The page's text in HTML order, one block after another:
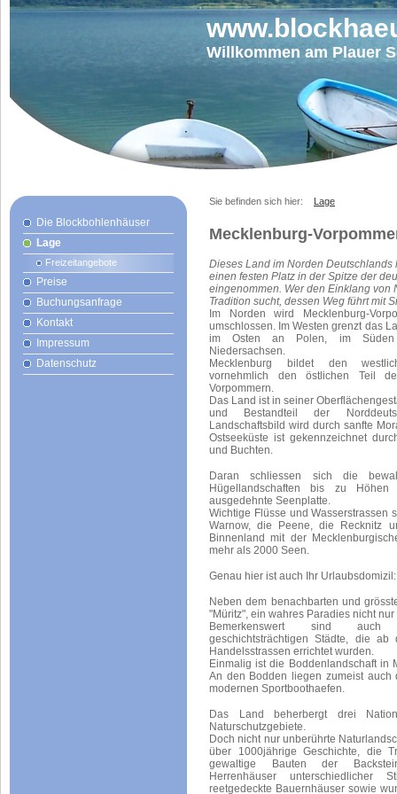
Willkommen am Plauer
Die Blockbohlenhäuser
Lage
Freizeitangebote
Preise
Buchungsanfrage
Kontakt
Impressum
Datenschutz
Sie befinden sich hier: Lage
Mecklenburg-
Dieses Land im Norden Deutschlands
einen festen Platz in der Spitze der
eingenommen. Wer den Einklang von
Tradition sucht, dessen Weg führt mit
Im Norden wird Mecklenburg-
umschlossen. Im Westen grenzt das
im Osten an Polen, im Süden
Niedersachsen.
Mecklenburg bildet den
vornehmlich den östlichen Teil
Vorpommern.
Das Land ist in seiner
und Bestandteil der
Landschaftsbild wird durch sanfte
Ostseeküste ist gekennzeichnet
und Buchten.
Daran schliessen sich die
Hügellandschaften bis zu
ausgedehnte Seenplatte.
Wichtige Flüsse und Wasserstrassen
Warnow, die Peene, die Recknitz
Binnenland mit der
mehr als 2000 Seen.
Genau hier ist auch Ihr
Neben dem benachbarten und
"Müritz", ein wahres Paradies nicht nur
Bemerkenswert sind auch
geschichtsträchtigen Städte, die
Handelsstrassen errichtet wurden.
Einmalig ist die Boddenlandschaft in
An den Bodden liegen zumeist
modernen Sportboothaefen.
Das Land beherbergt drei
Naturschutzgebiete.
Doch nicht nur unberührte
über 1000jährige Geschichte, die
gewaltige Bauten der
Herrenhäuser unterschiedlicher
reetgedeckte Bauernhäuser sowie